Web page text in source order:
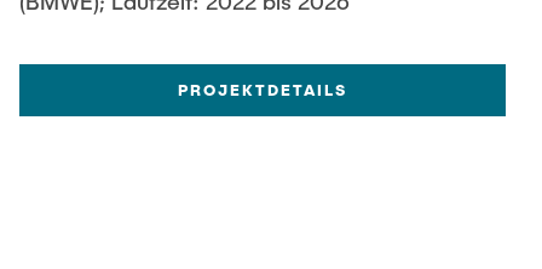
PROJEKTDETAILS